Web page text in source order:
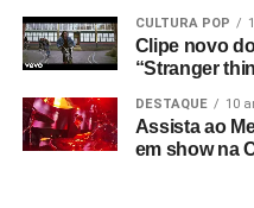
CULTURA POP
Clipe novo
“Stranger
DESTAQUE 10
Assista ao
em show na